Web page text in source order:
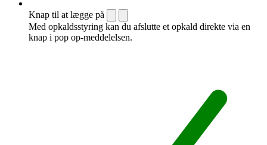
Knap til at lægge på
Med opkaldsstyring kan du afslutte et opkald direkte via en
knap i pop op-meddelelsen.